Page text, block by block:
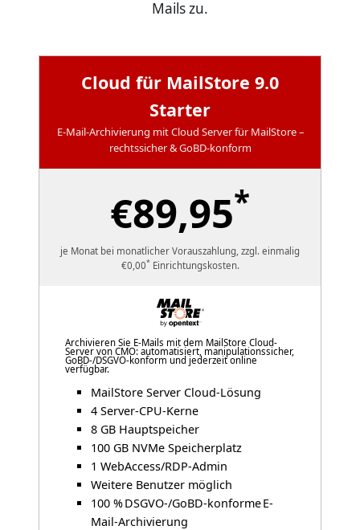
Mails zu.
Cloud für MailStore 9.0
Starter
E-Mail-Archivierung mit Cloud Server für MailStore –
rechtssicher & GoBD-konform
€89,95*
je Monat bei monatlicher Vorauszahlung, zzgl. einmalig
€0,00*Einrichtungskosten.
Archivieren Sie E-Mails mit dem MailStore Cloud-
Server von CMO: automatisiert, manipulationssicher,
GoBD-/DSGVO-konform und jederzeit online
verfügbar.
MailStore Server Cloud-Lösung
4 Server-CPU-Kerne
8 GB Hauptspeicher
100 GB NVMe Speicherplatz
1 WebAccess/RDP-Admin
Weitere Benutzer möglich
100 % DSGVO-/GoBD-konforme E-
Mail-Archivierung